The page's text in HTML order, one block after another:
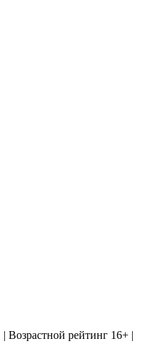
рейтинг 16+ |